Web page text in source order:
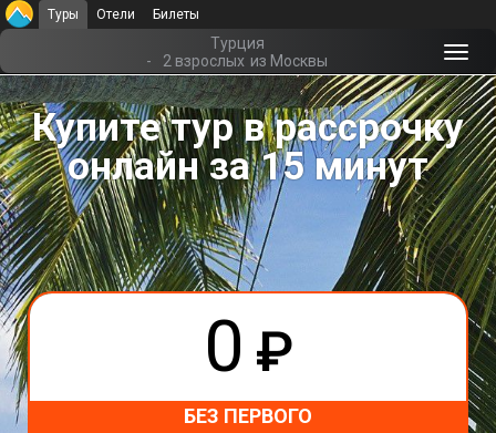
Туры Отели Билеты
Турция
-
2 взрослых из Москвы
Купите тур в рассрочку
онлайн за 15 минут
0 ₽
БЕЗ ПЕРВОГО